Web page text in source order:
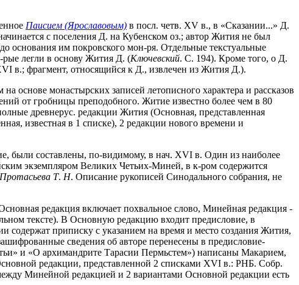
Паисием (Ярославовым) в посл. четв. XV в., в «Сказании...» Д.
с поселения Д. на Кубенском оз.; автор Жития не был
основания им покровского мон-ря. Отдельные текстуальные
рые легли в основу Жития Д. (Ключевский. С. 194). Кроме того, о Д.
в.; фрагмент, относящийся к Д., извлечен из Жития Д.).
основе монастырских записей летописного характера и рассказов
от гробницы преподобного. Житие известно более чем в 80
древнерус. редакции Жития (Основная, представленная
известная в 1 списке), 2 редакции нового времени и
были составлены, по-видимому, в нач. XVI в. Один из наиболее
экземпляром Великих Четьих-Миней, в к-ром содержится
Протасьева Т. Н. Описание рукописей Синодального собрания, не
редакция включает похвальное слово, Минейная редакция -
тексте). В Основную редакцию входит предисловие, в
приписку с указанием на время и место создания Жития,
сведения об авторе перенесены в предисловие-
и «О архимандрите Тарасии Пермьстем») написаны Макарием,
редакции, представленной 2 списками XVI в.: РНБ. Собр.
Минейной редакцией и 2 вариантами Основной редакции есть